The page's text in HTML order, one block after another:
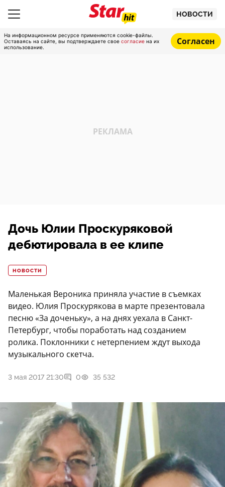
НОВОСТИ
На информационном ресурсе применяются cookie-файлы.
Оставаясь на сайте, вы подтверждаете свое согласие на их
использование.
Согласен
Дочь Юлии Проскуряковой
дебютировала в ее клипе
НОВОСТИ
Маленькая Вероника приняла участие в съемках
видео. Юлия Проскурякова в марте презентовала
песню «За доченьку», а на днях уехала в Санкт-
Петербург, чтобы поработать над созданием
ролика. Поклонники с нетерпением ждут выхода
музыкального скетча.
3 мая 2017 21:30 0 35 532